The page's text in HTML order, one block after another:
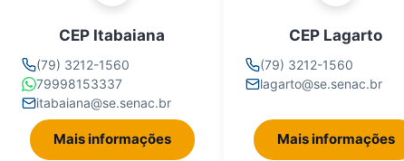
CEP Itabaiana
(79) 3212-1560
79998153337
itabaiana@se.senac.br
Mais informações
CEP Lagarto
(79) 3212-1560
lagarto@se.senac.br
Mais informações